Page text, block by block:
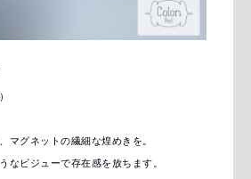
マグネットの繊細な煌めきを。
なビジューで存在感を放ちます。